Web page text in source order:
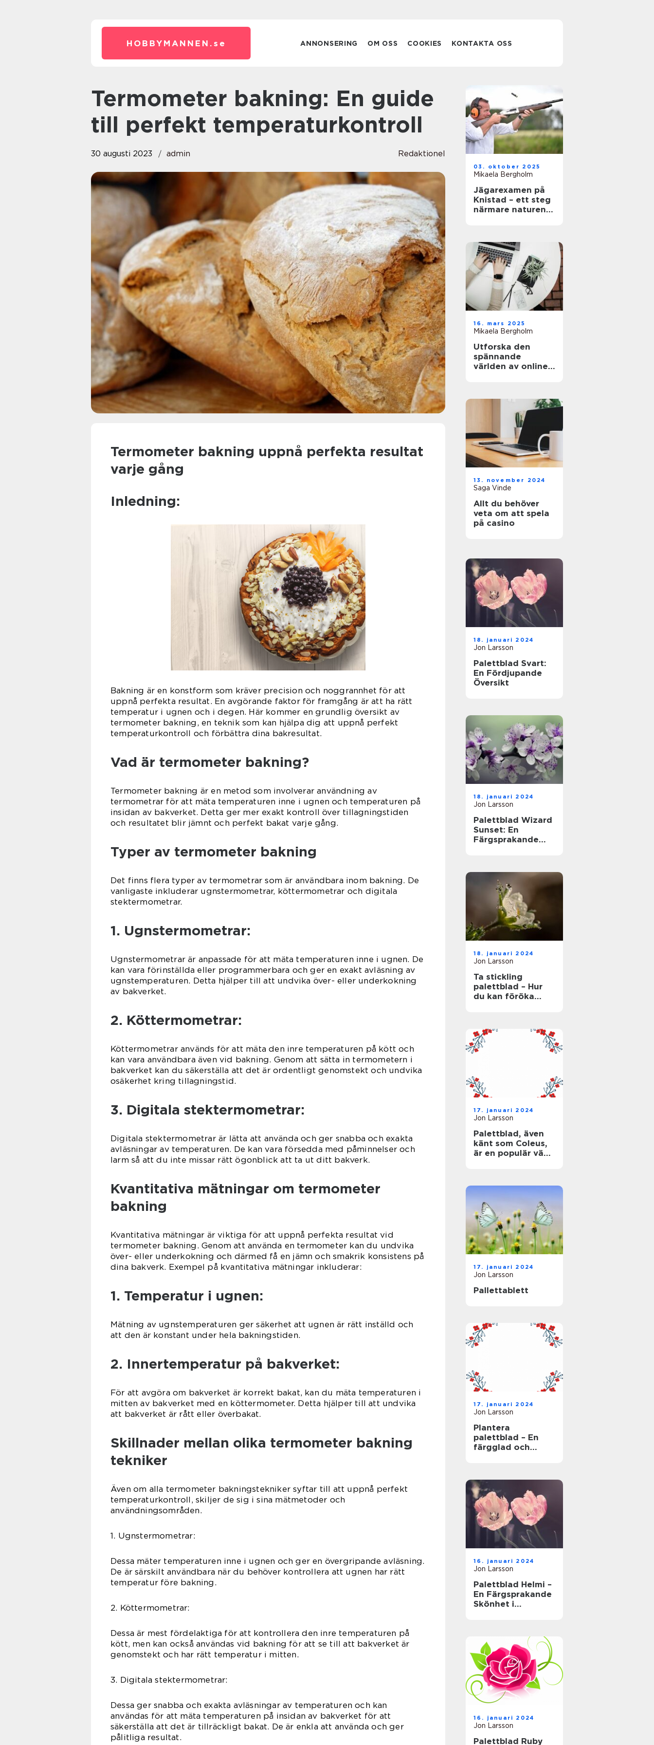
HOBBYMANNEN. se ANNONSERING OM OSS COOKIES KONTAKTA OSS
Termometer bakning: En guide
till perfekt temperaturkontroll
30 augusti 2023 admin Redaktionel
Termometer bakning uppnå perfekta resultat
varje gång
Inledning:
Bakning är en konstform som kräver precision och noggrannhet för att
uppnå perfekta resultat. En avgörande faktor för framgång är att ha rätt
temperatur i ugnen och i degen. Här kommer en grundlig översikt av
termometer bakning, en teknik som kan hjälpa dig att uppnå perfekt
temperaturkontroll och förbättra dina bakresultat.
Vad är termometer bakning?
Termometer bakning är en metod som involverar användning av
termometrar för att mäta temperaturen inne i ugnen och temperaturen på
insidan av bakverket. Detta ger mer exakt kontroll över tillagningstiden
och resultatet blir jämnt och perfekt bakat varje gång.
Typer av termometer bakning
Det finns flera typer av termometrar som är användbara inom bakning. De
vanligaste inkluderar ugnstermometrar, köttermometrar och digitala
stektermometrar.
1. Ugnstermometrar:
Ugnstermometrar är anpassade för att mäta temperaturen inne i ugnen. De
kan vara förinställda eller programmerbara och ger en exakt avläsning av
ugnstemperaturen. Detta hjälper till att undvika över- eller underkokning
av bakverket.
2. Köttermometrar:
Köttermometrar används för att mäta den inre temperaturen på kött och
kan vara användbara även vid bakning. Genom att sätta in termometern i
bakverket kan du säkerställa att det är ordentligt genomstekt och undvika
osäkerhet kring tillagningstid.
3. Digitala stektermometrar:
Digitala stektermometrar är lätta att använda och ger snabba och exakta
avläsningar av temperaturen. De kan vara försedda med påminnelser och
larm så att du inte missar rätt ögonblick att ta ut ditt bakverk.
Kvantitativa mätningar om termometer
bakning
Kvantitativa mätningar är viktiga för att uppnå perfekta resultat vid
termometer bakning. Genom att använda en termometer kan du undvika
över- eller underkokning och därmed få en jämn och smakrik konsistens på
dina bakverk. Exempel på kvantitativa mätningar inkluderar:
1. Temperatur i ugnen:
Mätning av ugnstemperaturen ger säkerhet att ugnen är rätt inställd och
att den är konstant under hela bakningstiden.
2. Innertemperatur på bakverket:
För att avgöra om bakverket är korrekt bakat, kan du mäta temperaturen i
mitten av bakverket med en köttermometer. Detta hjälper till att undvika
att bakverket är rått eller överbakat.
Skillnader mellan olika termometer bakning
tekniker
Även om alla termometer bakningstekniker syftar till att uppnå perfekt
temperaturkontroll, skiljer de sig i sina mätmetoder och
användningsområden.
1. Ugnstermometrar:
Dessa mäter temperaturen inne i ugnen och ger en övergripande avläsning.
De är särskilt användbara när du behöver kontrollera att ugnen har rätt
temperatur före bakning.
2. Köttermometrar:
Dessa är mest fördelaktiga för att kontrollera den inre temperaturen på
kött, men kan också användas vid bakning för att se till att bakverket är
genomstekt och har rätt temperatur i mitten.
3. Digitala stektermometrar:
Dessa ger snabba och exakta avläsningar av temperaturen och kan
användas för att mäta temperaturen på insidan av bakverket för att
säkerställa att det är tillräckligt bakat. De är enkla att använda och ger
pålitliga resultat.
03. oktober 2025
Mikaela Bergholm
Jägarexamen på
Knistad – ett steg
närmare naturen
16. mars 2025
Mikaela Bergholm
Utforska den
spännande
världen av online-
13. november 2024
Saga Vinde
Allt du behöver
veta om att spela
på casino
18. januari 2024
Jon Larsson
Palettblad Svart:
En Fördjupande
Översikt
18. januari 2024
Jon Larsson
Palettblad Wizard
Sunset: En
Färgsprakande
18. januari 2024
Jon Larsson
Ta stickling
palettblad – Hur
du kan föröka
17. januari 2024
Jon Larsson
Palettblad, även
känt som Coleus,
är en populär växt
17. januari 2024
Jon Larsson
Pallettablett
17. januari 2024
Jon Larsson
Plantera
palettblad – En
färgglad och
16. januari 2024
Jon Larsson
Palettblad Helmi –
En Färgsprakande
Skönhet i
16. januari 2024
Jon Larsson
Palettblad Ruby